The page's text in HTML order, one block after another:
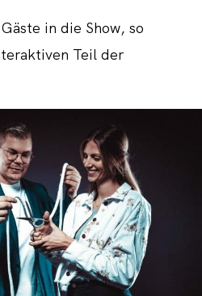
in die Show, so
Teil der